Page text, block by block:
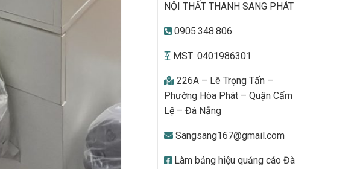
NỘI THẤT THANH SANG PHÁT
0905.348.806
MST: 0401986301
226A – Lê Trọng Tấn –
Phường Hòa Phát – Quận Cẩm
Lệ – Đà Nẵng
Sangsang167@gmail.com
Làm bảng hiệu quảng cáo Đà